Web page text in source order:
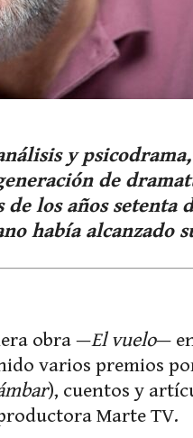
y
de
los años setenta
había alcanzado
obra —El vuelo—
varios premios
), cuentos y
Marte TV.